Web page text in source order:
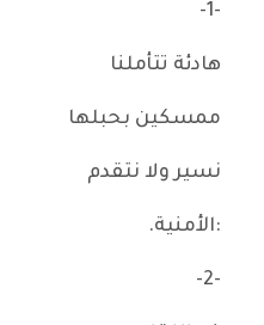
-1-
هادئة تتأملنا
ممسكين بحبلها
نسير ولا نتقدم
:الأمنية.
-2-